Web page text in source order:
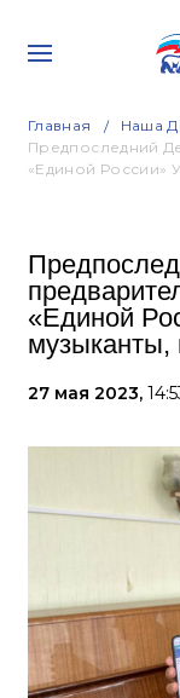
Главная Наша
Предпоследний
«Единой России»
«Единой
музыканты,
27 мая 2023,